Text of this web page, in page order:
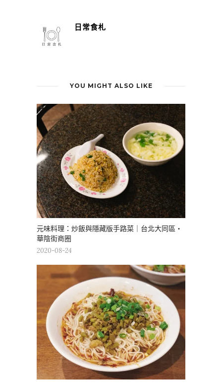
日常食札
YOU MIGHT ALSO LIKE
元味料理：炒飯與隱藏版手路菜｜台北大同區・
華陰街商圈
2020-08-24